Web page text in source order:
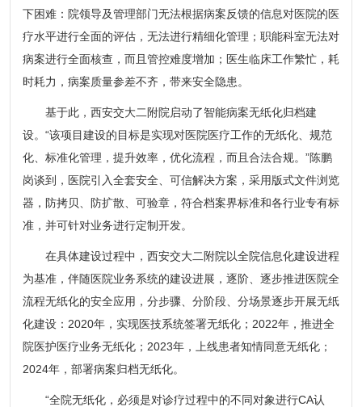
下困难：院领导及管理部门无法根据病案反馈的信息对医院的医
疗水平进行全面的评估，无法进行精细化管理；职能科室无法对
病案进行全面核查，而且管控难度增加；医生临床工作繁忙，耗
时耗力，病案质量参差不齐，带来安全隐患。
基于此，西安交大二附院启动了智能病案无纸化归档建
设。“该项目建设的目标是实现对医院医疗工作的无纸化、规范
化、标准化管理，提升效率，优化流程，而且合法合规。”陈鹏
岗谈到，医院引入全套安全、可信解决方案，采用版式文件浏览
器，防拷贝、防扩散、可验章，符合档案界标准和各行业专有标
准，并可针对业务进行定制开发。
在具体建设过程中，西安交大二附院以全院信息化建设进程
为基准，伴随医院业务系统的建设进展，逐阶、逐步推进医院全
流程无纸化的安全应用，分步骤、分阶段、分场景逐步开展无纸
化建设：2020年，实现医技系统签署无纸化；2022年，推进全
院医护医疗业务无纸化；2023年，上线患者知情同意无纸化；
2024年，部署病案归档无纸化。
“全院无纸化，必须是对诊疗过程中的不同对象进行CA认